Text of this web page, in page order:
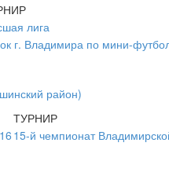
лига
г. Владимира по мини-
район)
ТУРНИР
15-й чемпионат